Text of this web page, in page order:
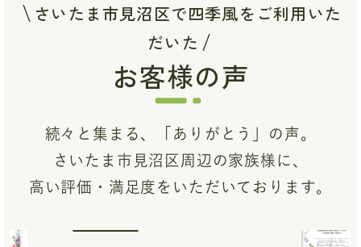
さいたま市見沼区で四季風をご利用いた
だいた
お客様の声
続々と集まる、「ありがとう」の声。
さいたま市見沼区周辺の家族様に、
高い評価・満足度をいただいております。